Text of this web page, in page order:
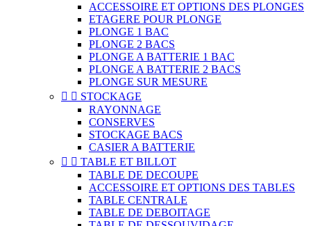
ACCESSOIRE ET OPTIONS DES PLONGES
ETAGERE POUR PLONGE
PLONGE 1 BAC
PLONGE 2 BACS
PLONGE A BATTERIE 1 BAC
PLONGE A BATTERIE 2 BACS
PLONGE SUR MESURE
  STOCKAGE
RAYONNAGE
CONSERVES
STOCKAGE BACS
CASIER A BATTERIE
  TABLE ET BILLOT
TABLE DE DECOUPE
ACCESSOIRE ET OPTIONS DES TABLES
TABLE CENTRALE
TABLE DE DEBOITAGE